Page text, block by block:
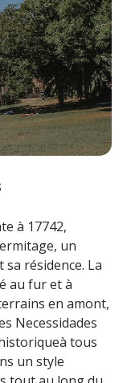
à 17742,
un
résidence. La
au fur et à
en amont,
Necessidades
tous
un style